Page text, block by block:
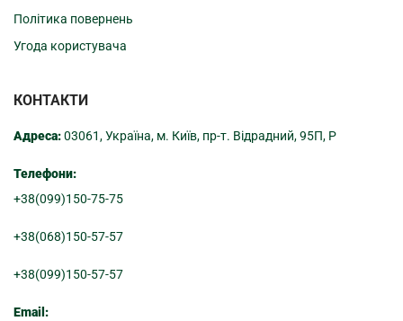
Політика повернень
Угода користувача
КОНТАКТИ
Адреса:03061, Україна, м. Київ, пр-т. Відрадний, 95П, Р
Телефони:
+38(099)150-75-75
+38(068)150-57-57
+38(099)150-57-57
Email: